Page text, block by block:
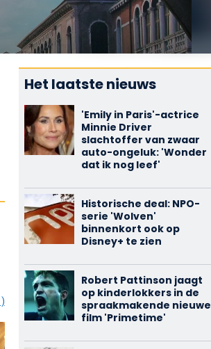
Het laatste nieuws
'Emily in Paris'-actrice
Minnie Driver
slachtoffer van zwaar
auto-ongeluk: 'Wonder
dat ik nog leef'
Historische deal: NPO-
serie 'Wolven'
binnenkort ook op
Disney+ te zien
Robert Pattinson jaagt
op kinderlokkers in de
spraakmakende nieuwe
film 'Primetime'